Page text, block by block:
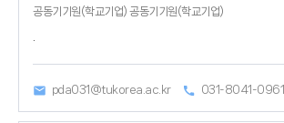
공동기기원(학교기업) 공동기기원(학교기업)
pda031@tukorea.ac.kr 031-8041-0961